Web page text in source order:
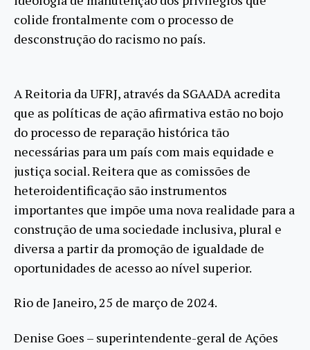
colide frontalmente com o processo de
desconstrução do racismo no país.
A Reitoria da UFRJ, através da SGAADA acredita
que as políticas de ação afirmativa estão no bojo
do processo de reparação histórica tão
necessárias para um país com mais equidade e
justiça social. Reitera que as comissões de
heteroidentificação são instrumentos
importantes que impõe uma nova realidade para a
construção de uma sociedade inclusiva, plural e
diversa a partir da promoção de igualdade de
oportunidades de acesso ao nível superior.
Rio de Janeiro, 25 de março de 2024.
Denise Goes – superintendente-geral de Ações